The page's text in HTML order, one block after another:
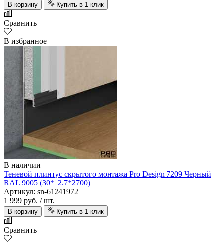
В корзину Купить в 1 клик
Сравнить
В избранное
В наличии
Теневой плинтус скрытого монтажа Pro Design 7209 Черный
RAL 9005 (30*12.7*2700)
Артикул: sn-61241972
1 999 руб. / шт.
В корзину Купить в 1 клик
Сравнить